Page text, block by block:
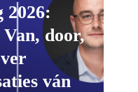
2026:
door,
ván